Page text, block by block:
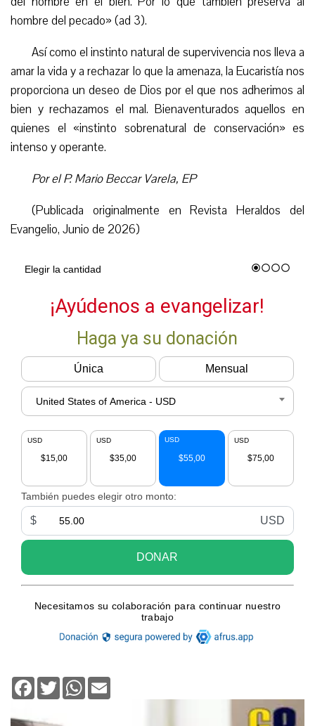
hombre del pecado» (ad 3).
Así como el instinto natural de supervivencia nos lleva a
amar la vida y a rechazar lo que la amenaza, la Eucaristía nos
proporciona un deseo de Dios por el que nos adherimos al
bien y rechazamos el mal. Bienaventurados aquellos en
quienes el «instinto sobrenatural de conservación» es
intenso y operante.
Por el P. Mario Beccar Varela, EP
(Publicada originalmente en Revista Heraldos del
Evangelio, Junio de 2026)
Facebook
TwitterWhatsApp